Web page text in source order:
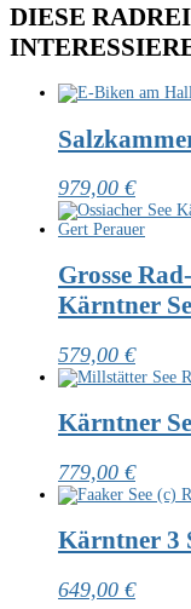
DIESE
979,00 €
Grosse
Kärntner
579,00 €
Kärntner
779,00 €
Kärntner 3
649,00 €